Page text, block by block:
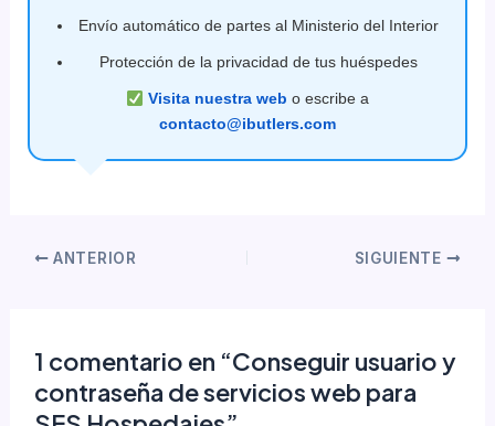
Envío automático de partes al Ministerio del Interior
Protección de la privacidad de tus huéspedes
Visita nuestra web o escribe a
contacto@ibutlers.com
ANTERIOR SIGUIENTE
1 comentario en “Conseguir usuario y
contraseña de servicios web para